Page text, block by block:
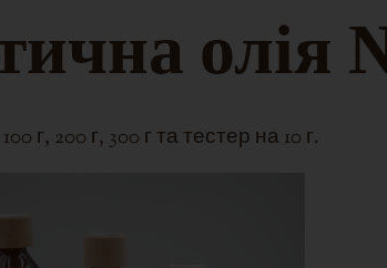
олія
200 г, 300 г та тестер на 10 г.